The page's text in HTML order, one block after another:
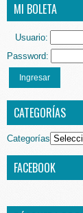
MI BOLETA
Usuario:
Password:
Ingresar
CATEGORÍAS
Categorías
FACEBOOK